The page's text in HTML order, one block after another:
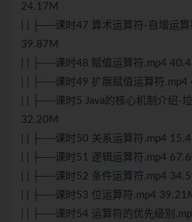
24.17M
| | ├──课时47 算术运算符-自增运算
39.87M
| | ├──课时48 赋值运算符.mp4
| | ├──课时49 扩展赋值运算符.mp4
| | ├──课时5 Java的核心机制介绍-
32.20M
| | ├──课时50 关系运算符.mp4
| | ├──课时51 逻辑运算符.mp4
| | ├──课时52 条件运算符.mp4
| | ├──课时53 位运算符.mp4
| | ├──课时54 运算符的优先级别